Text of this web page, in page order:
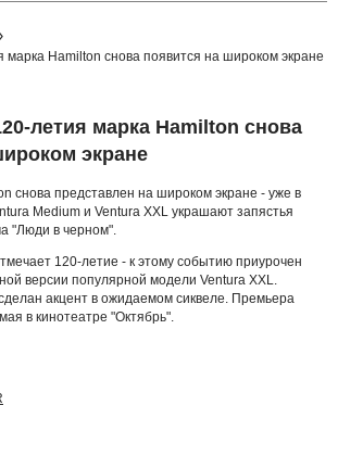
марка Hamilton снова появится на широком экране
летия марка Hamilton снова
экране
снова представлен на широком экране - уже в
Medium и Ventura XXL украшают запястья
"Люди в черном".
120-летие - к этому событию приурочен
версии популярной модели Ventura XXL.
акцент в ожидаемом сиквеле. Премьера
в кинотеатре "Октябрь".